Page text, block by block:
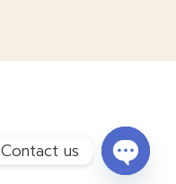
Contact us